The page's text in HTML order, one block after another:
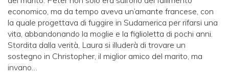
economico, ma da tempo aveva un’amante francese, con
la quale progettava di fuggire in Sudamerica per rifarsi una
vita, abbandonando la moglie e la figlioletta di pochi anni.
Stordita dalla verità, Laura si illuderà di trovare un
sostegno in Christopher, il miglior amico del marito, ma
invano…